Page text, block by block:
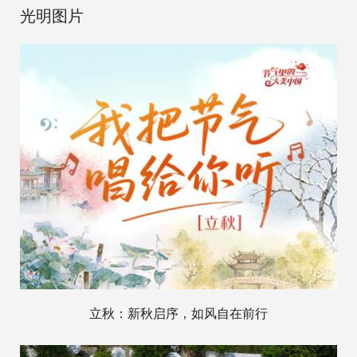
光明图片
立秋：新秋启序，如风自在前行